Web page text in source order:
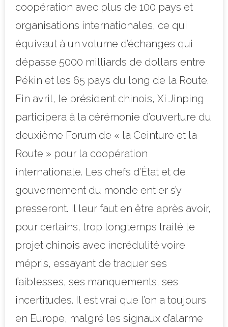
coopération avec plus de 100 pays et
organisations internationales, ce qui
équivaut à un volume d’échanges qui
dépasse 5000 milliards de dollars entre
Pékin et les 65 pays du long de la Route.
Fin avril, le président chinois, Xi Jinping
participera à la cérémonie d’ouverture du
deuxième Forum de « la Ceinture et la
Route » pour la coopération
internationale. Les chefs d’État et de
gouvernement du monde entier s’y
presseront. Il leur faut en être après avoir,
pour certains, trop longtemps traité le
projet chinois avec incrédulité voire
mépris, essayant de traquer ses
faiblesses, ses manquements, ses
incertitudes. Il est vrai que l’on a toujours
en Europe, malgré les signaux d’alarme